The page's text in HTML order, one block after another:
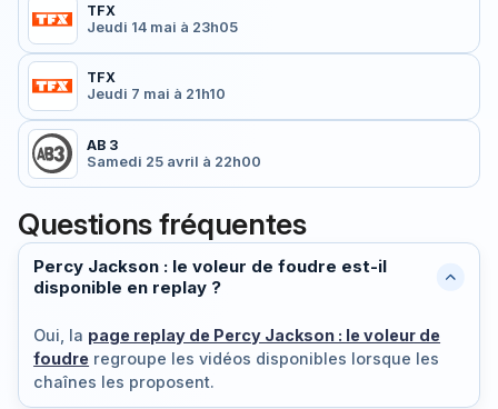
TFX
Jeudi 14 mai à 23h05
TFX
Jeudi 7 mai à 21h10
AB 3
Samedi 25 avril à 22h00
Questions fréquentes
Percy Jackson : le voleur de foudre est-il
disponible en replay ?
Oui, la page replay de Percy Jackson : le voleur de
foudre regroupe les vidéos disponibles lorsque les
chaînes les proposent.